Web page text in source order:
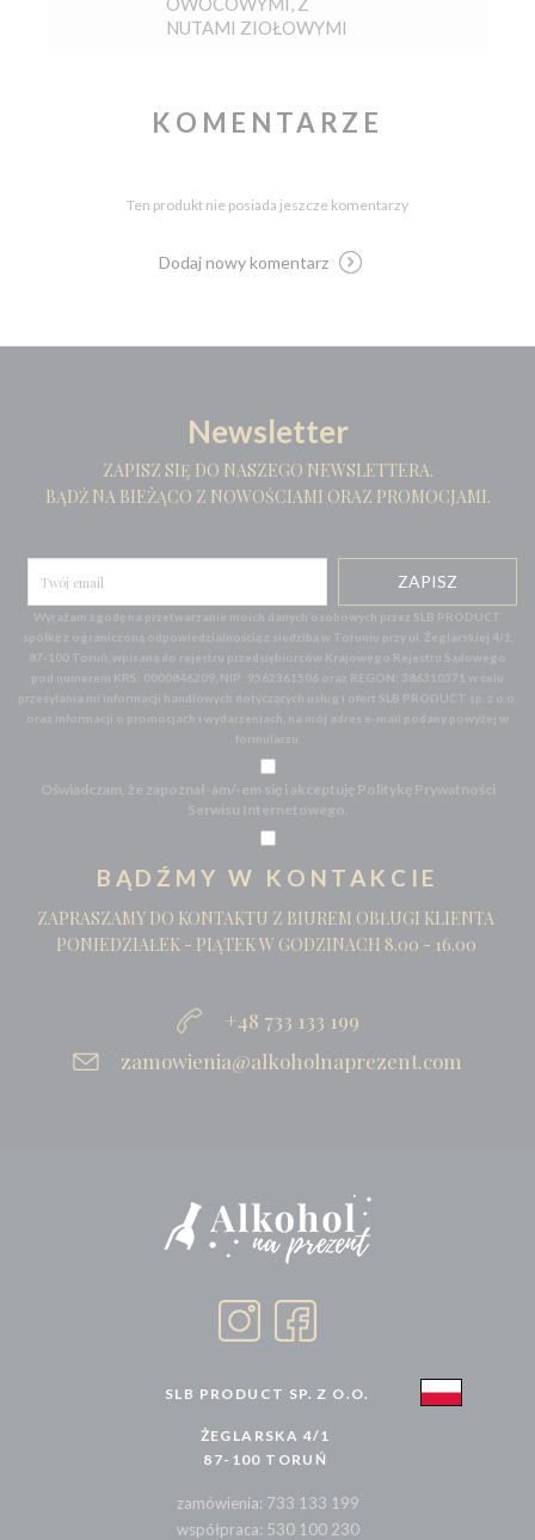
NUTAMI ZIOŁOWYMI
KOMENTARZE
Ten produkt nie posiada jeszcze komentarzy
Dodaj nowy komentarz
Newsletter
ZAPISZ SIĘ DO NASZEGO NEWSLETTERA.
BĄDŹ NA BIEŻĄCO Z NOWOŚCIAMI ORAZ PROMOCJAMI.
Wyrażam zgodę na przetwarzanie moich danych osobowych przez SLB PRODUCT
spółkę z ograniczoną odpowiedzialnością z siedzibą w Toruniu przy ul. Żeglarskiej 4/1,
87-100 Toruń, wpisaną do rejestru przedsiębiorców Krajowego Rejestru Sądowego
pod numerem KRS: 0000846209, NIP: 9562361506 oraz REGON: 386310371 w celu
przesyłania mi informacji handlowych dotyczących usług i ofert SLB PRODUCT sp. z o.o.
oraz informacji o promocjach i wydarzeniach, na mój adres e-mail podany powyżej w
formularzu.
Oświadczam, że zapoznał-am/-em się i akceptuję Politykę Prywatności
Serwisu Internetowego.
BĄDŹMY W KONTAKCIE
ZAPRASZAMY DO KONTAKTU Z BIUREM OBŁUGI KLIENTA
PONIEDZIAŁEK - PIĄTEK W GODZINACH 8.00 - 16.00
+48 733 133 199
zamowienia@alkoholnaprezent.com
SLB PRODUCT SP. Z O.O.
ŻEGLARSKA 4/1
87-100 TORUŃ
zamówienia: 733 133 199
współpraca: 530 100 230